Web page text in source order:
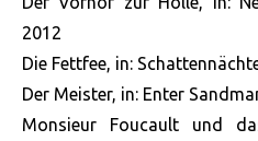
2012
Die Fettfee, in:
Der Meister, in: Enter
Monsieur Foucault und